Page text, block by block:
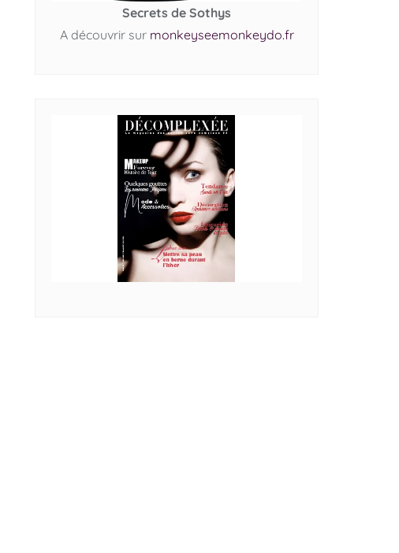
Secrets de Sothys
A découvrir sur monkeyseemonkeydo.fr